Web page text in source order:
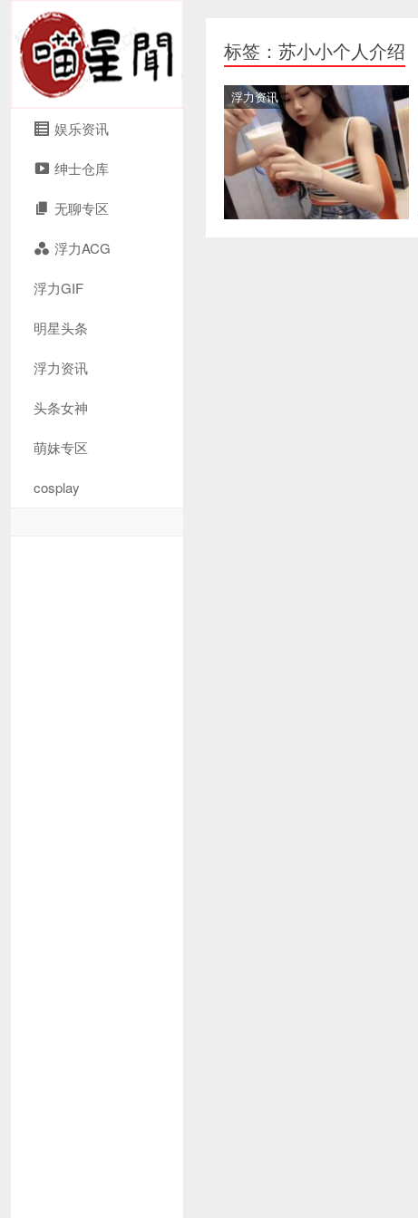
娱乐资讯
绅士仓库
无聊专区
浮力ACG
浮力GIF
明星头条
浮力资讯
头条女神
萌妹专区
cosplay
标签：苏小小个人介绍
浮力资讯